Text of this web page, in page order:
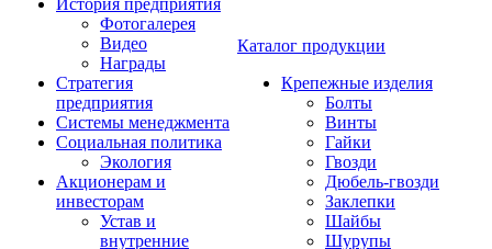
История предприятия
Фотогалерея
Видео
Награды
Стратегия
предприятия
Системы менеджмента
Социальная политика
Экология
Акционерам и
инвесторам
Устав и
внутренние
Каталог продукции
Крепежные изделия
Болты
Винты
Гайки
Гвозди
Дюбель-гвозди
Заклепки
Шайбы
Шурупы